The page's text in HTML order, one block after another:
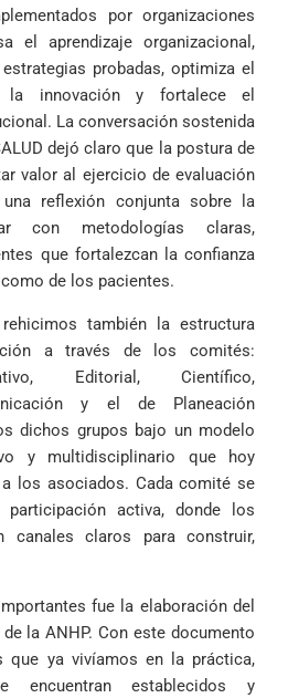
por organizaciones
el aprendizaje organizacional,
probadas, optimiza el
la innovación y fortalece el
La conversación sostenida
dejó claro que la postura de
valor al ejercicio de evaluación
reflexión conjunta sobre la
con metodologías claras,
que fortalezcan la confianza
de los pacientes.
también la estructura
a través de los comités:
Editorial, Científico,
y el de Planeación
dichos grupos bajo un modelo
y multidisciplinario que hoy
los asociados. Cada comité se
activa, donde los
canales claros para construir,
fue la elaboración del
la ANHP. Con este documento
que ya vivíamos en la práctica,
establecidos y